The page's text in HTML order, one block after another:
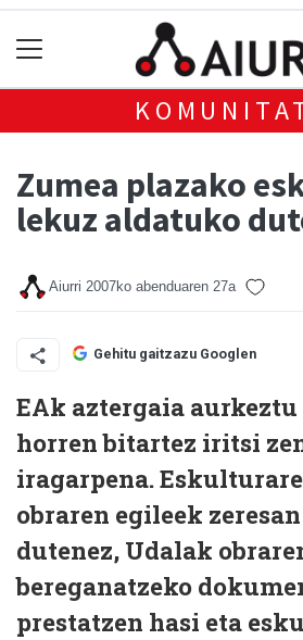
Zumea plazako
lekuz aldatuko
Aiurri 2007ko abenduaren 27a
Gehitu gaitzazu Googlen
EAk aztergaia aurkeztu
horren bitartez iritsi
iragarpena.
obraren egileek
dutenez, Udalak
bereganatzeko
prestatzen hasi eta